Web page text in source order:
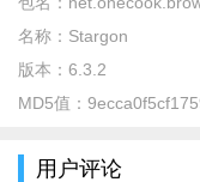
名称： Stargon
版本： 6.3.2
MD5值：
用户评论